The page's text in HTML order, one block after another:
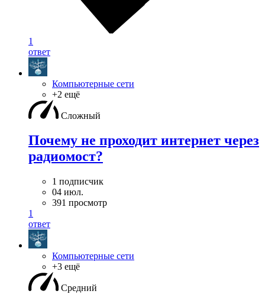
1
ответ
Компьютерные сети
+2 ещё
Сложный
Почему не проходит интернет через
радиомост?
1 подписчик
04 июл.
391 просмотр
1
ответ
Компьютерные сети
+3 ещё
Средний